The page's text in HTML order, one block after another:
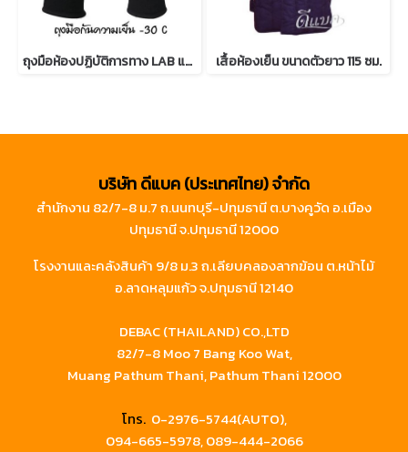
ถุงมือห้องปฏิบัติการทาง LAB และห้องแช่แข็ง เสื้อห้องเย็น ขนาดตัวยาว 115 ซม.
บริษัท ดีแบค (ประเทศไทย) จำกัด
สำนักงาน 82/7-8 ม.7 ถ.นนทบุรี-ปทุมธานี ต.บางคูวัด อ.เมือง
ปทุมธานี จ.ปทุมธานี 12000
โรงงานและคลังสินค้า 9/8 ม.3 ถ.เลียบคลองลากฆ้อน ต.หน้าไม้
อ.ลาดหลุมแก้ว จ.ปทุมธานี 12140
DEBAC (THAILAND) CO.,LTD
82/7-8 Moo 7 Bang Koo Wat,
Muang Pathum Thani, Pathum Thani 12000
โทร. 0-2976-5744(AUTO),
094-665-5978,089-444-2066